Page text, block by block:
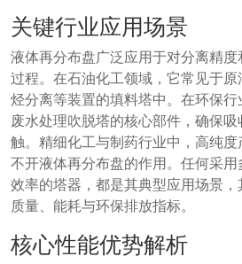
关键行业应用场景
液体再分布盘广泛应用于对分离精
过程。在石油化工领域，它常见于
烃分离等装置的填料塔中。在环保行
废水处理吹脱塔的核心部件，确保
触。精细化工与制药行业中，高纯
不开液体再分布盘的作用。任何采
效率的塔器，都是其典型应用场景
质量、能耗与环保排放指标。
核心性能优势解析